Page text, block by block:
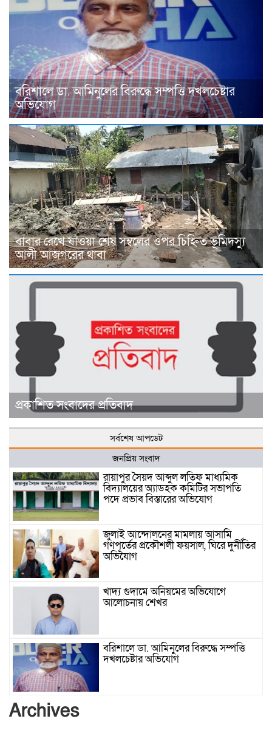
বরিশালে ডা. আমিনুলের বিরুদ্ধে সম্পত্তি দখলচেষ্টার
অভিযোগ
বাবার রেখে যাওয়া শেষ সম্বলের ওপর চিহ্নিত ভূমিদস্যু
আলী আজগরের থাবা
প্রকাশিত সংবাদের প্রতিবাদ
সর্বশেষ আপডেট
জনপ্রিয় সংবাদ
রায়াপুর সৈয়দ আব্দুল লতিফ মাধ্যমিক
বিদ্যালয়ের অ্যাডহক কমিটির সভাপতি
পদে প্রভাব বিস্তারের অভিযোগ
জুলাই আন্দোলনের মামলায় আসামি
গণপূর্তের প্রকৌশলী ফয়সাল, ঘিরে দুর্নীতির
অভিযোগ
খাদ্য গুদামে অনিয়মের অভিযোগে
আলোচনায় শেখর
বরিশালে ডা. আমিনুলের বিরুদ্ধে সম্পত্তি
দখলচেষ্টার অভিযোগ
Archives